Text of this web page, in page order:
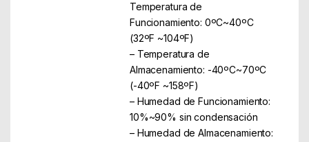
Temperatura de
Funcionamiento: 0ºC~40ºC
(32ºF ~104ºF)
– Temperatura de
Almacenamiento: -40ºC~70ºC
(-40ºF ~158ºF)
– Humedad de Funcionamiento:
10%~90% sin condensación
– Humedad de Almacenamiento: